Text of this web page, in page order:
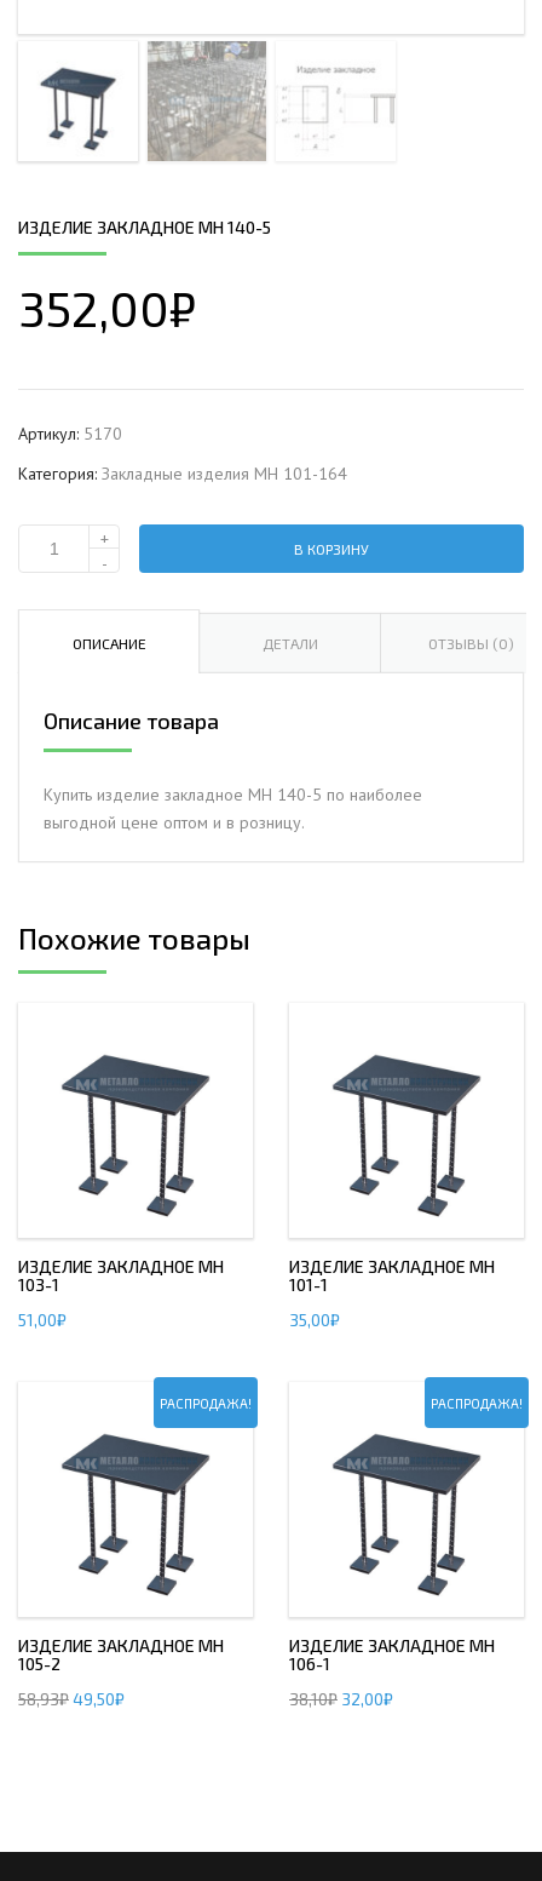
ИЗДЕЛИЕ ЗАКЛАДНОЕ МН 140-5
352,00₽
Артикул: 5170
Категория: Закладные изделия МН 101-164
Количество
закладное
+
-
В КОРЗИНУ
ОПИСАНИЕ ДЕТАЛИ ОТЗЫВЫ (0)
Описание товара
Купить изделие закладное МН 140-5 по наиболее
выгодной цене оптом и в розницу.
Похожие товары
ИЗДЕЛИЕ ЗАКЛАДНОЕ МН
103-1
51,00₽
ИЗДЕЛИЕ ЗАКЛАДНОЕ МН
101-1
35,00₽
РАСПРОДАЖА!
ИЗДЕЛИЕ ЗАКЛАДНОЕ МН
105-2
58,93₽49,50₽
РАСПРОДАЖА!
ИЗДЕЛИЕ ЗАКЛАДНОЕ МН
106-1
38,10₽ 32,00₽